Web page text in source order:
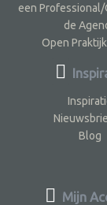
een Professional/
de
Open
Blog
Mijn